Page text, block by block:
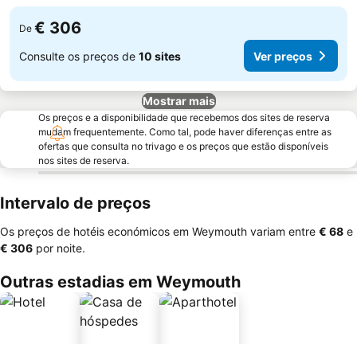
De € 306
Consulte os preços de 10 sites Ver preços
Mostrar mais
Os preços e a disponibilidade que recebemos dos sites de reserva
mudam frequentemente. Como tal, pode haver diferenças entre as
ofertas que consulta no trivago e os preços que estão disponíveis
nos sites de reserva.
Intervalo de preços
Os preços de hotéis económicos em Weymouth variam entre ‎€ 68 e
‎€ 306 por noite.
Outras estadias em Weymouth